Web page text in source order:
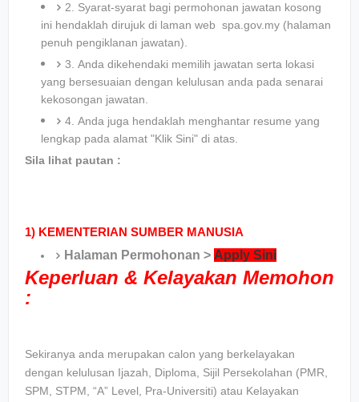
2. Syarat-syarat bagi permohonan jawatan kosong
ini hendaklah dirujuk di laman web spa.gov.my (halaman
penuh pengiklanan jawatan).
3. Anda dikehendaki memilih jawatan serta lokasi
yang bersesuaian dengan kelulusan anda pada senarai
kekosongan jawatan.
4. Anda juga hendaklah menghantar resume yang
lengkap pada alamat "Klik Sini" di atas.
Sila lihat pautan :
1) KEMENTERIAN SUMBER MANUSIA
Halaman Permohonan > Apply Sini
Keperluan & Kelayakan Memohon
:
Sekiranya anda merupakan calon yang berkelayakan
dengan kelulusan Ijazah, Diploma, Sijil Persekolahan (PMR,
SPM, STPM, “A” Level, Pra-Universiti) atau Kelayakan